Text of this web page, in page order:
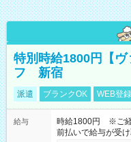
特別時給1800円【
フ 新宿
派遣 ブランクOK WEB登
給与
時給1800円 ※ご経
前払いで給与が受